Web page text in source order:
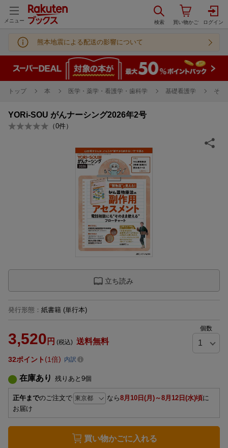
メニュー
熊本地震による配送の影響について
トップ 本 医学・薬学・看護学・歯科学 基礎看護学 その
YORi-SOU がんナーシング2026年2号
（0件）
立ち読み
発行形態 ： 紙書籍 (単行本)
3,520 円 (税込) 送料無料
個数
32ポイント 1倍 内訳
在庫あり 残りあと 9個
正午までのご注文で なら8月10日(月)～8月12日(水)頃に
お届け
買い物かごに入れる